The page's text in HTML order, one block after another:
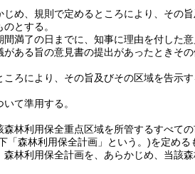
め、規則で定めるところにより、その
とする。
間満了の日までに、知事に理由を付した
ある旨の意見書の提出があったときそ
ろにより、その旨及びその区域を告示
て準用する。
林利用保全重点区域を所管するすべて
「森林利用保全計画」という。)を定める
林利用保全計画を、あらかじめ、当該